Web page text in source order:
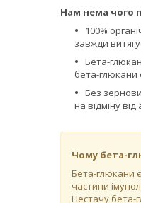
Нам нема чого
100%
завжди
Бета-
бета-глюкани
Без
на відміну
Чому бета-
Бета-глюкани
частини
Нестачу бета-